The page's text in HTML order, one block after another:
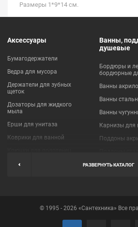
Размеры 1*9*14 см.
Аксессуары
Бумагодержатели
Ведра для мусора
Держатели для зубных
щеток
Дозаторы для жидкого
мыла
Ерши для унитаза
Коврики для ванной
Мыльницы
Полотенцедержатели
Ванны,
душевые
Бордюры и
бордюрные
Ванны
Ванны
Ванны
Карнизы для
Поддоны
Пробки для
РАЗВЕРНУТЬ КАТАЛОГ
© 1995 - 2026 «Сантехника» Все